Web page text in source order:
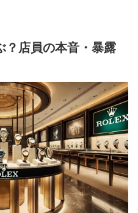
？店員の本音・暴露